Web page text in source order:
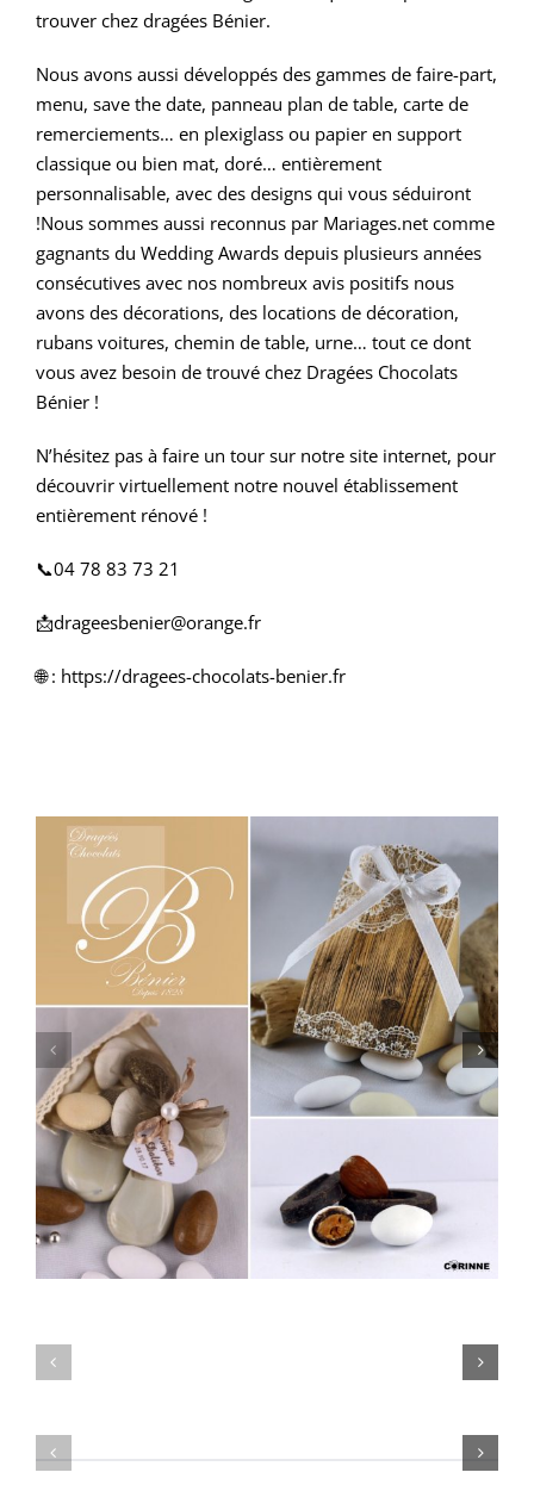
trouver chez dragées Bénier.
Nous avons aussi développés des gammes de faire-part,
menu, save the date, panneau plan de table, carte de
remerciements… en plexiglass ou papier en support
classique ou bien mat, doré… entièrement
personnalisable, avec des designs qui vous séduiront
!Nous sommes aussi reconnus par Mariages.net comme
gagnants du Wedding Awards depuis plusieurs années
consécutives avec nos nombreux avis positifs nous
avons des décorations, des locations de décoration,
rubans voitures, chemin de table, urne… tout ce dont
vous avez besoin de trouvé chez Dragées Chocolats
Bénier !
N’hésitez pas à faire un tour sur notre site internet, pour
découvrir virtuellement notre nouvel établissement
entièrement rénové !
📞04 78 83 73 21
📩drageesbenier@orange.fr
🌐 : https://dragees-chocolats-benier.fr